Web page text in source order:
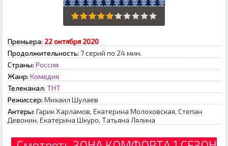
Премьера: 22 октября 2020
Продолжительность: 7 серий по 24 мин.
Страны: Россия
Жанр: Комедия
Телеканал: ТНТ
Режиссер: Михаил Шулаев
Актеры: Гарик Харламов, Екатерина Молоховская, Степан
Девонин, Екатерина Шкуро, Татьяна Лялина